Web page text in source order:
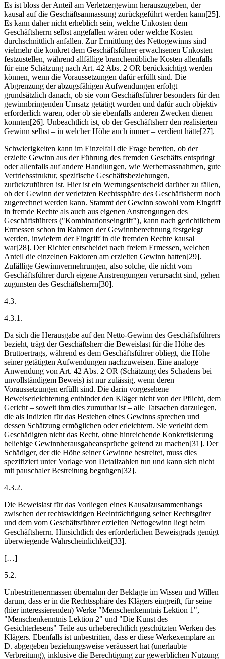
Es ist bloss der Anteil am Verletzergewinn herauszugeben, der
kausal auf die Geschäftsanmassung zurückgeführt werden kann[25].
Es kann daher nicht erheblich sein, welche Unkosten dem
Geschäftsherrn selbst angefallen wären oder welche Kosten
durchschnittlich anfallen. Zur Ermittlung des Nettogewinns sind
vielmehr die konkret dem Geschäftsführer erwachsenen Unkosten
festzustellen, während allfällige branchenübliche Kosten allenfalls
für eine Schätzung nach Art. 42 Abs. 2 OR berücksichtigt werden
können, wenn die Voraussetzungen dafür erfüllt sind. Die
Abgrenzung der abzugsfähigen Aufwendungen erfolgt
grundsätzlich danach, ob sie vom Geschäftsführer besonders für den
gewinnbringenden Umsatz getätigt wurden und dafür auch objektiv
erforderlich waren, oder ob sie ebenfalls anderen Zwecken dienen
konnten[26]. Unbeachtlich ist, ob der Geschäftsherr den realisierten
Gewinn selbst – in welcher Höhe auch immer – verdient hätte[27].
Schwierigkeiten kann im Einzelfall die Frage bereiten, ob der
erzielte Gewinn aus der Führung des fremden Geschäfts entspringt
oder allenfalls auf andere Handlungen, wie Werbemassnahmen, gute
Vertriebsstruktur, spezifische Geschäftsbeziehungen,
zurückzuführen ist. Hier ist ein Wertungsentscheid darüber zu fällen,
ob der Gewinn der verletzten Rechtssphäre des Geschäftsherrn noch
zugerechnet werden kann. Stammt der Gewinn sowohl vom Eingriff
in fremde Rechte als auch aus eigenen Anstrengungen des
Geschäftsführers ("Kombinationseingriff"), kann nach gerichtlichem
Ermessen schon im Rahmen der Gewinnberechnung festgelegt
werden, inwiefern der Eingriff in die fremden Rechte kausal
war[28]. Der Richter entscheidet nach freiem Ermessen, welchen
Anteil die einzelnen Faktoren am erzielten Gewinn hatten[29].
Zufällige Gewinnvermehrungen, also solche, die nicht vom
Geschäftsführer durch eigene Anstrengungen verursacht sind, gehen
zugunsten des Geschäftsherrn[30].
4.3.
4.3.1.
Da sich die Herausgabe auf den Netto-Gewinn des Geschäftsführers
bezieht, trägt der Geschäftsherr die Beweislast für die Höhe des
Bruttoertrags, während es dem Geschäftsführer obliegt, die Höhe
seiner getätigten Aufwendungen nachzuweisen. Eine analoge
Anwendung von Art. 42 Abs. 2 OR (Schätzung des Schadens bei
unvollständigem Beweis) ist nur zulässig, wenn deren
Voraussetzungen erfüllt sind. Die darin vorgesehene
Beweiserleichterung entbindet den Kläger nicht von der Pflicht, dem
Gericht – soweit ihm dies zumutbar ist – alle Tatsachen darzulegen,
die als Indizien für das Bestehen eines Gewinns sprechen und
dessen Schätzung ermöglichen oder erleichtern. Sie verleiht dem
Geschädigten nicht das Recht, ohne hinreichende Konkretisierung
beliebige Gewinnherausgabeansprüche geltend zu machen[31]. Der
Schädiger, der die Höhe seiner Gewinne bestreitet, muss dies
spezifiziert unter Vorlage von Detailzahlen tun und kann sich nicht
mit pauschaler Bestreitung begnügen[32].
4.3.2.
Die Beweislast für das Vorliegen eines Kausalzusammenhangs
zwischen der rechtswidrigen Beeinträchtigung seiner Rechtsgüter
und dem vom Geschäftsführer erzielten Nettogewinn liegt beim
Geschäftsherrn. Hinsichtlich des erforderlichen Beweisgrads genügt
überwiegende Wahrscheinlichkeit[33].
[…]
5.2.
Unbestrittenermassen übernahm der Beklagte im Wissen und Willen
darum, dass er in die Rechtssphäre des Klägers eingreift, für seine
(hier interessierenden) Werke "Menschenkenntnis Lektion 1",
"Menschenkenntnis Lektion 2" und "Die Kunst des
Gesichterlesens" Teile aus urheberechtlich geschützten Werken des
Klägers. Ebenfalls ist unbestritten, dass er diese Werkexemplare an
D. abgegeben beziehungsweise veräussert hat (unerlaubte
Verbreitung), inklusive die Berechtigung zur gewerblichen Nutzung